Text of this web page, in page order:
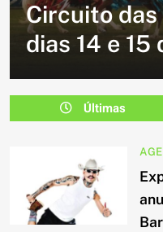
milhares
em
Últimas